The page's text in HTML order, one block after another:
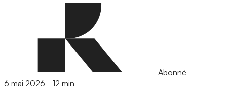
Abonné
6 mai 2026 - 12 min